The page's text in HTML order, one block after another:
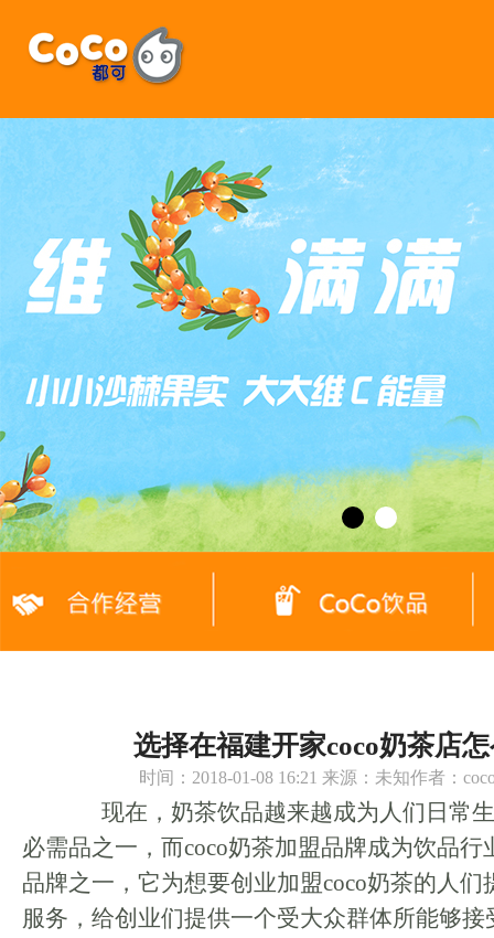
选择在福建开家coco奶茶店
时间：2018-01-08 16:21 来源：未知作者：
现在，奶茶饮品越来越成为人们日常
必需品之一，而coco奶茶加盟品牌成为饮品行
品牌之一，它为想要创业加盟coco奶茶的人们
服务，给创业们提供一个受大众群体所能够